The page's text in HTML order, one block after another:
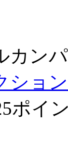
カン
ショ
ポイ